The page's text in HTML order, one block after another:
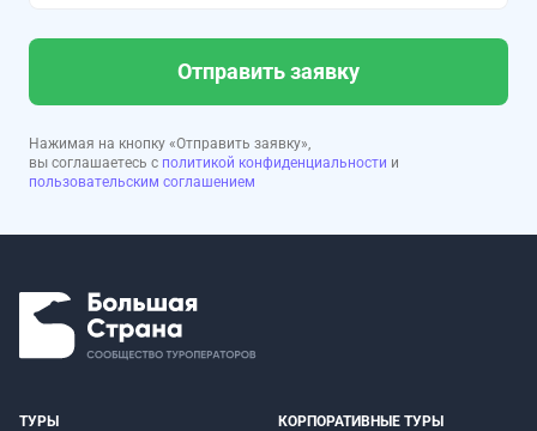
Отправить заявку
Нажимая на кнопку «Отправить заявку»,
вы соглашаетесь с политикой конфиденциальности и
пользовательским соглашением
ТУРЫ КОРПОРАТИВНЫЕ ТУРЫ